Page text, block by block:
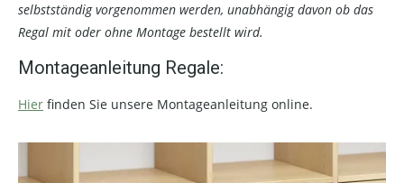
selbstständig vorgenommen werden, unabhängig davon ob das
Regal mit oder ohne Montage bestellt wird.
Montageanleitung Regale:
Hier finden Sie unsere Montageanleitung online.